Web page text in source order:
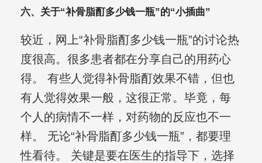
六、关于“补骨脂酊多少钱一瓶”的“小插曲”
较近，网上“补骨脂酊多少钱一瓶”的讨论热
度很高。很多患者都在分享自己的用药心
得。 有些人觉得补骨脂酊效果不错，但也
有人觉得效果一般，这很正常。毕竟，每
个人的病情不一样，对药物的反应也不一
样。 无论“补骨脂酊多少钱一瓶”，都要理
性看待。 关键是要在医生的指导下，选择